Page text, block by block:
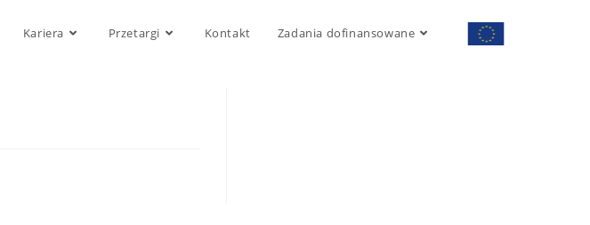
Kariera Przetargi Kontakt Zadania dofinansowane